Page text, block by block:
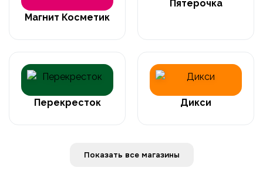
Магнит Косметик
Пятерочка
Перекресток Дикси
Показать все магазины